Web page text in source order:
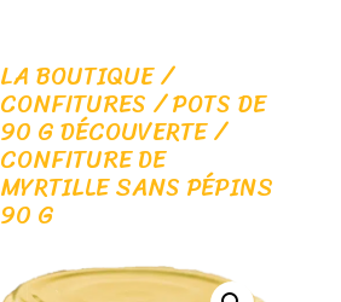
LA BOUTIQUE/
CONFITURES /POTS DE
90 G DÉCOUVERTE/
CONFITURE DE
MYRTILLE SANS PÉPINS
90 G